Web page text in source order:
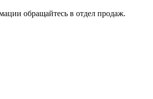
обращайтесь в отдел продаж.